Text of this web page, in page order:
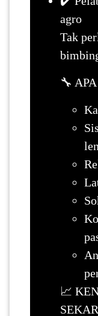
agro
Tak
🔧
📈